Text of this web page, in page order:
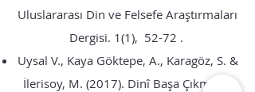
Uluslararası Din ve Felsefe Araştırmaları
Dergisi. 1(1), 52-72 .
Uysal V., Kaya Göktepe, A., Karagöz, S. &
İlerisoy, M. (2017). Dinî Başa Çıkma ile